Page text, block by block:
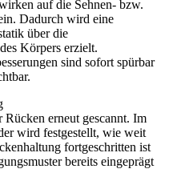
auf die Sehnen- bzw.
Dadurch wird eine
über die
Körpers erzielt.
sind sofort spürbar
erneut gescannt. Im
wird festgestellt, wie weit
fortgeschritten ist
bereits eingeprägt